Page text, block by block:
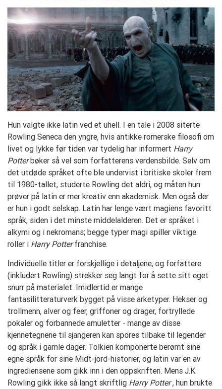
Hun valgte ikke latin ved et uhell. I en tale i 2008 siterte
Rowling Seneca den yngre, hvis antikke romerske filosofi om
livet og lykke før tiden var tydelig har informert Harry
Potterbøker så vel som forfatterens verdensbilde. Selv om
det utdøde språket ofte ble undervist i britiske skoler frem
til 1980-tallet, studerte Rowling det aldri, og måten hun
prøver på latin er mer kreativ enn akademisk. Men også der
er hun i godt selskap. Latin har lenge vært magiens favoritt
språk, siden i det minste middelalderen. Det er språket i
alkymi og i nekromans; begge typer magi spiller viktige
roller i Harry Potterfranchise.
Individuelle titler er forskjellige i detaljene, og forfattere
(inkludert Rowling) strekker seg langt for å sette sitt eget
snurr på materialet. Imidlertid er mange
fantasilitteraturverk bygget på visse arketyper. Hekser og
trollmenn, alver og feer, griffoner og drager, fortryllede
pokaler og forbannede amuletter - mange av disse
kjennetegnene til sjangeren kan spores tilbake til legender
og språk i gamle dager. Tolkien komponerte berømt sine
egne språk for sine Midt-jord-historier, og latin var en av
ingrediensene som gikk inn i den oppskriften. Mens J.K.
Rowling gikk ikke så langt skriftlig Harry Potter, hun brukte